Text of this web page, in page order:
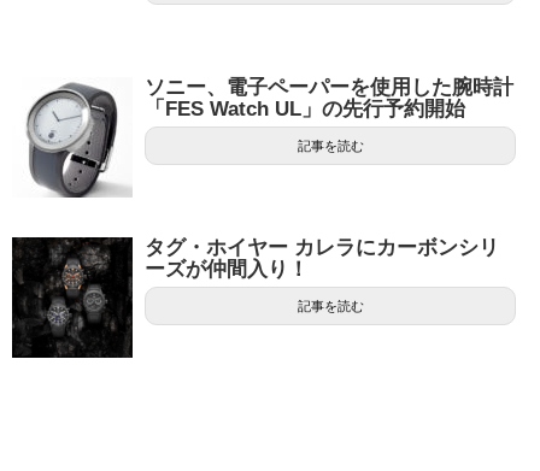
ソニー、電子ペーパーを使用した腕時計
「FES Watch UL」の先行予約開始
記事を読む
タグ・ホイヤー カレラにカーボンシリ
ーズが仲間入り！
記事を読む